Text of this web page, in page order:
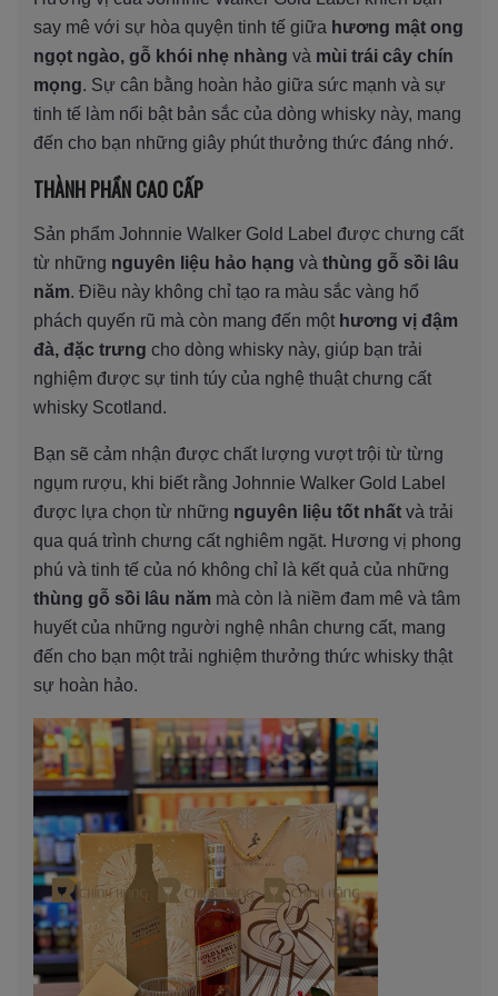
say mê với sự hòa quyện tinh tế giữa hương mật ong
ngọt ngào, gỗ khói nhẹ nhàng và mùi trái cây chín
mọng. Sự cân bằng hoàn hảo giữa sức mạnh và sự
tinh tế làm nổi bật bản sắc của dòng whisky này, mang
đến cho bạn những giây phút thưởng thức đáng nhớ.
THÀNH PHẦN CAO CẤP
Sản phẩm Johnnie Walker Gold Label được chưng cất
từ những nguyên liệu hảo hạng và thùng gỗ sồi lâu
năm. Điều này không chỉ tạo ra màu sắc vàng hổ
phách quyến rũ mà còn mang đến một hương vị đậm
đà, đặc trưng cho dòng whisky này, giúp bạn trải
nghiệm được sự tinh túy của nghệ thuật chưng cất
whisky Scotland.
Bạn sẽ cảm nhận được chất lượng vượt trội từ từng
ngụm rượu, khi biết rằng Johnnie Walker Gold Label
được lựa chọn từ những nguyên liệu tốt nhất và trải
qua quá trình chưng cất nghiêm ngặt. Hương vị phong
phú và tinh tế của nó không chỉ là kết quả của những
thùng gỗ sồi lâu năm mà còn là niềm đam mê và tâm
huyết của những người nghệ nhân chưng cất, mang
đến cho bạn một trải nghiệm thưởng thức whisky thật
sự hoàn hảo.